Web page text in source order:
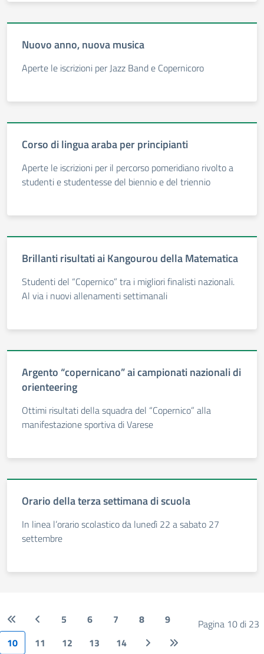
Nuovo anno, nuova musica
Aperte le iscrizioni per Jazz Band e Copernicoro
Corso di lingua araba per principianti
Aperte le iscrizioni per il percorso pomeridiano rivolto a
studenti e studentesse del biennio e del triennio
Brillanti risultati ai Kangourou della Matematica
Studenti del “Copernico” tra i migliori finalisti nazionali.
Al via i nuovi allenamenti settimanali
Argento “copernicano” ai campionati nazionali di
orienteering
Ottimi risultati della squadra del “Copernico” alla
manifestazione sportiva di Varese
Orario della terza settimana di scuola
In linea l’orario scolastico da lunedì 22 a sabato 27
settembre
Pagina 10 di 23
5 6 7 8
9
10
11 12 13 14